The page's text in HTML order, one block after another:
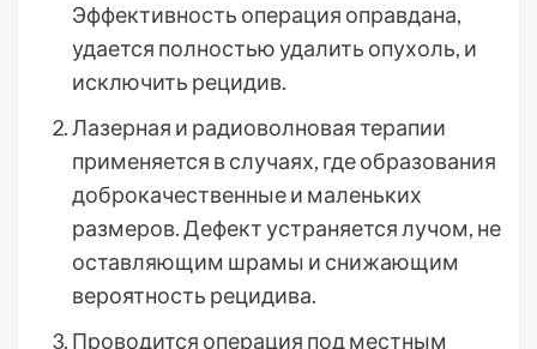
Эффективность операция оправдана,
удается полностью удалить опухоль, и
исключить рецидив.
Лазерная и радиоволновая терапии
применяется в случаях, где образования
доброкачественные и маленьких
размеров. Дефект устраняется лучом, не
оставляющим шрамы и снижающим
вероятность рецидива.
Проводится операция под местным